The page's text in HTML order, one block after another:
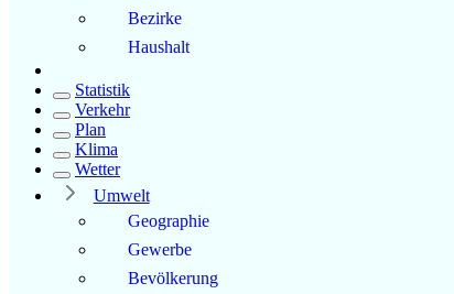
Bezirke
Haushalt
Statistik
Verkehr
Plan
Klima
Wetter
Umwelt
Geographie
Gewerbe
Bevölkerung